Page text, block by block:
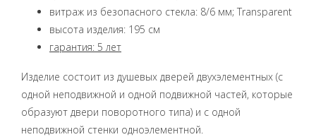
витраж из безопасного стекла: 8/6 мм; Transparent
высота изделия: 195 см
гарантия: 5 лет
Изделие состоит из душевых дверей двухэлементных (с
одной неподвижной и одной подвижной частей, которые
образуют двери поворотного типа) и с одной
неподвижной стенки одноэлементной.